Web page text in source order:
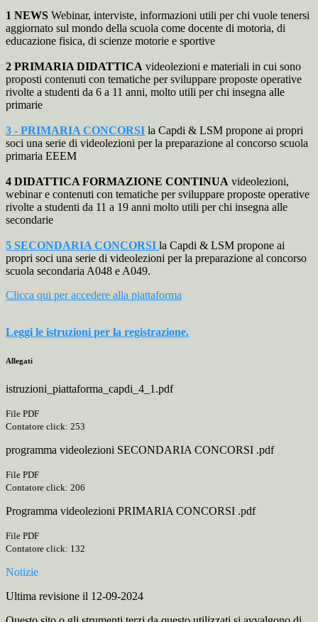
1 NEWS Webinar, interviste, informazioni utili per chi vuole tenersi
aggiornato sul mondo della scuola come docente di motoria, di
educazione fisica, di scienze motorie e sportive
2 PRIMARIA DIDATTICA videolezioni e materiali in cui sono
proposti contenuti con tematiche per sviluppare proposte operative
rivolte a studenti da 6 a 11 anni, molto utili per chi insegna alle
primarie
3 - PRIMARIA CONCORSI la Capdi & LSM propone ai propri
soci una serie di videolezioni per la preparazione al concorso scuola
primaria EEEM
4 DIDATTICA FORMAZIONE CONTINUA videolezioni,
webinar e contenuti con tematiche per sviluppare proposte operative
rivolte a studenti da 11 a 19 anni molto utili per chi insegna alle
secondarie
5 SECONDARIA CONCORSI la Capdi & LSM propone ai
propri soci una serie di videolezioni per la preparazione al concorso
scuola secondaria A048 e A049.
Clicca qui per accedere alla piattaforma
Leggi le istruzioni per la registrazione.
Allegati
istruzioni_piattaforma_capdi_4_1.pdf
File PDF
Contatore click: 253
programma videolezioni SECONDARIA CONCORSI .pdf
File PDF
Contatore click: 206
Programma videolezioni PRIMARIA CONCORSI .pdf
File PDF
Contatore click: 132
Notizie
Ultima revisione il 12-09-2024